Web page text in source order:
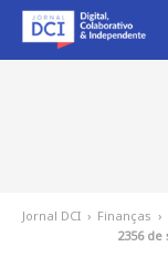
Jornal DCI › Finanças ›
2356